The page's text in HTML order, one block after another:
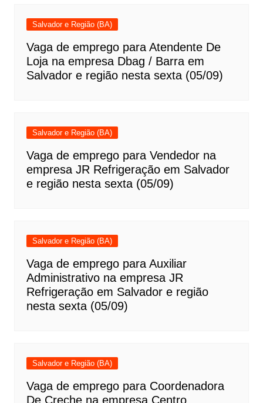
Salvador e Região (BA)
Vaga de emprego para Atendente De
Loja na empresa Dbag / Barra em
Salvador e região nesta sexta (05/09)
Salvador e Região (BA)
Vaga de emprego para Vendedor na
empresa JR Refrigeração em Salvador
e região nesta sexta (05/09)
Salvador e Região (BA)
Vaga de emprego para Auxiliar
Administrativo na empresa JR
Refrigeração em Salvador e região
nesta sexta (05/09)
Salvador e Região (BA)
Vaga de emprego para Coordenadora
De Creche na empresa Centro